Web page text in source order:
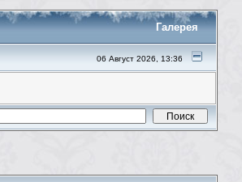
Галерея
06 Август 2026, 13:36